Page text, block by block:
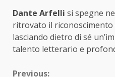
Dante Arfelli si spegne
ritrovato il
lasciando dietro di sé
talento letterario e
Previous: